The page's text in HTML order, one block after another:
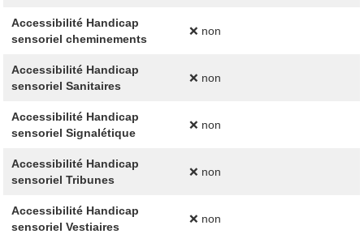
Accessibilité Handicap
sensoriel cheminements
❌ non
Accessibilité Handicap
sensoriel Sanitaires
❌ non
Accessibilité Handicap
sensoriel Signalétique
❌ non
Accessibilité Handicap
sensoriel Tribunes
❌ non
Accessibilité Handicap
sensoriel Vestiaires
❌ non